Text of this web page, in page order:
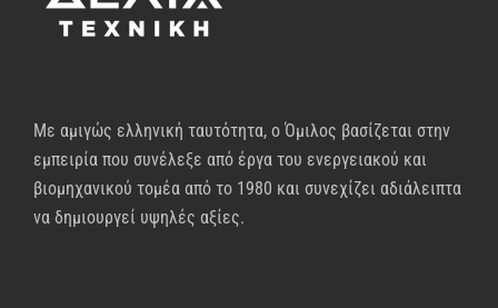
Με αμιγώς ελληνική ταυτότητα, ο Όμιλος βασίζεται στην
εμπειρία που συνέλεξε από έργα του ενεργειακού και
βιομηχανικού τομέα από το 1980 και συνεχίζει αδιάλειπτα
να δημιουργεί υψηλές αξίες.